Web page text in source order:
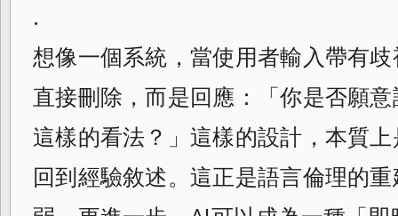
.
想像一個系統，當使用者輸入帶有
直接刪除，而是回應：「你是否願
這樣的看法？」這樣的設計，本質
回到經驗敘述。這正是語言倫理的